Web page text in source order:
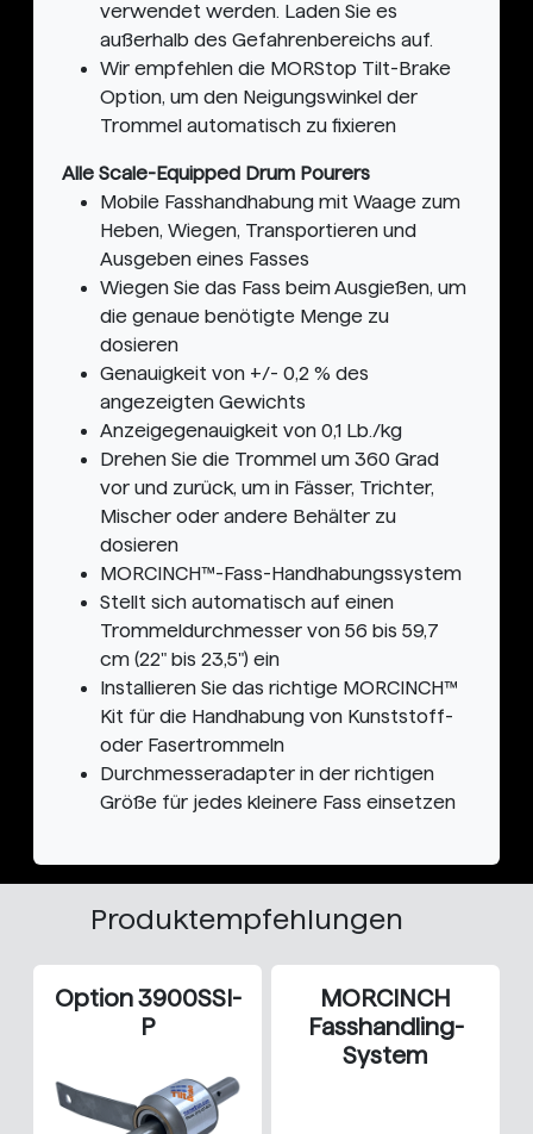
verwendet werden. Laden Sie es
außerhalb des Gefahrenbereichs auf.
Wir empfehlen die MORStop Tilt-Brake
Option, um den Neigungswinkel der
Trommel automatisch zu fixieren
Alle Scale-Equipped Drum Pourers
Mobile Fasshandhabung mit Waage zum
Heben, Wiegen, Transportieren und
Ausgeben eines Fasses
Wiegen Sie das Fass beim Ausgießen, um
die genaue benötigte Menge zu
dosieren
Genauigkeit von +/- 0,2 % des
angezeigten Gewichts
Anzeigegenauigkeit von 0,1 Lb./kg
Drehen Sie die Trommel um 360 Grad
vor und zurück, um in Fässer, Trichter,
Mischer oder andere Behälter zu
dosieren
MORCINCH™-Fass-Handhabungssystem
Stellt sich automatisch auf einen
Trommeldurchmesser von 56 bis 59,7
cm (22" bis 23,5") ein
Installieren Sie das richtige MORCINCH™
Kit für die Handhabung von Kunststoff-
oder Fasertrommeln
Durchmesseradapter in der richtigen
Größe für jedes kleinere Fass einsetzen
Produktempfehlungen
Option 3900SSI-
P
MORCINCH
Fasshandling-
System